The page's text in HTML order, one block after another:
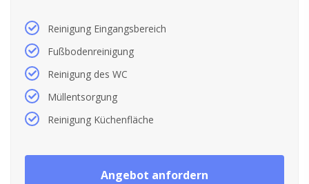
Reinigung Eingangsbereich
Fußbodenreinigung
Reinigung des WC
Müllentsorgung
Reinigung Küchenfläche
Angebot anfordern